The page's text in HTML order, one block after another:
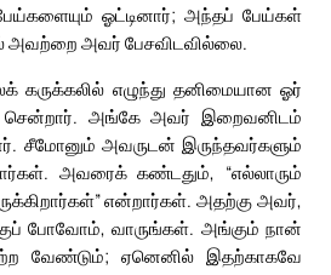
ஓட்டினார்; அந்தப் பேய்கள்
அவற்றை அவர் பேசவிடவில்லை.
கருக்கலில் எழுந்து தனிமையான ஓர்
சென்றார். அங்கே அவர் இறைவனிடம்
சீமோனும் அவருடன் இருந்தவர்களும்
அவரைக் கண்டதும், “எல்லாரும்
என்றார்கள். அதற்கு அவர்,
போவோம், வாருங்கள். அங்கும் நான்
வேண்டும்; ஏனெனில் இதற்காகவே